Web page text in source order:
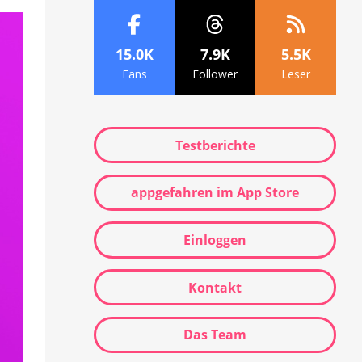
15.0K
Fans
7.9K
Follower
5.5K
Leser
Testberichte
appgefahren im App Store
Einloggen
Kontakt
Das Team